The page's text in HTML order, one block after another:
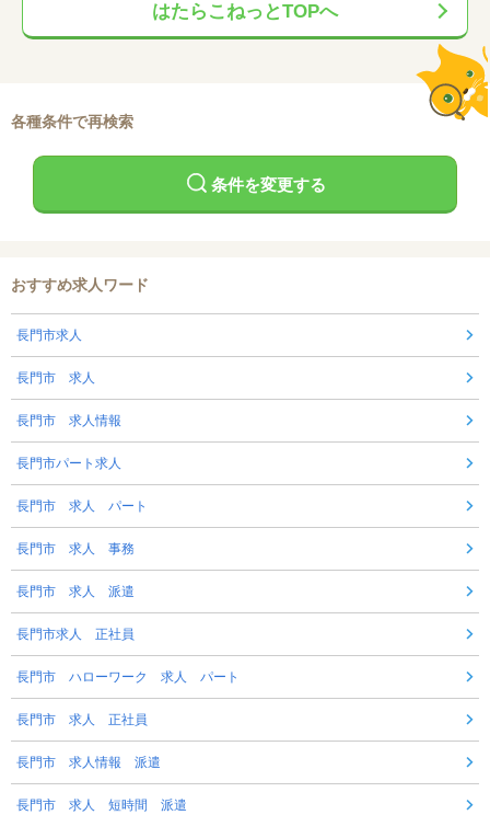
はたらこねっとTOPへ
各種条件で再検索
条件を変更する
おすすめ求人ワード
長門市求人
長門市 求人
長門市 求人情報
長門市パート求人
長門市 求人 パート
長門市 求人 事務
長門市 求人 派遣
長門市求人 正社員
長門市 ハローワーク 求人 パート
長門市 求人 正社員
長門市 求人情報 派遣
長門市 求人 短時間 派遣